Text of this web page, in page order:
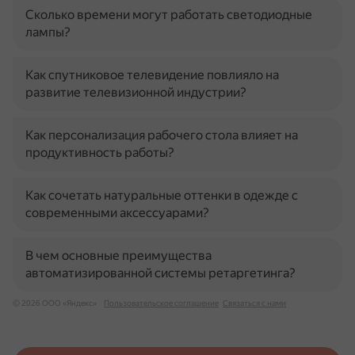
Сколько времени могут работать светодиодные
лампы?
Как спутниковое телевидение повлияло на
развитие телевизионной индустрии?
Как персонализация рабочего стола влияет на
продуктивность работы?
Как сочетать натуральные оттенки в одежде с
современными аксессуарами?
В чем основные преимущества
автоматизированной системы ретаргетинга?
© 2026 ООО «Яндекс» Пользовательское соглашение Связаться с нами